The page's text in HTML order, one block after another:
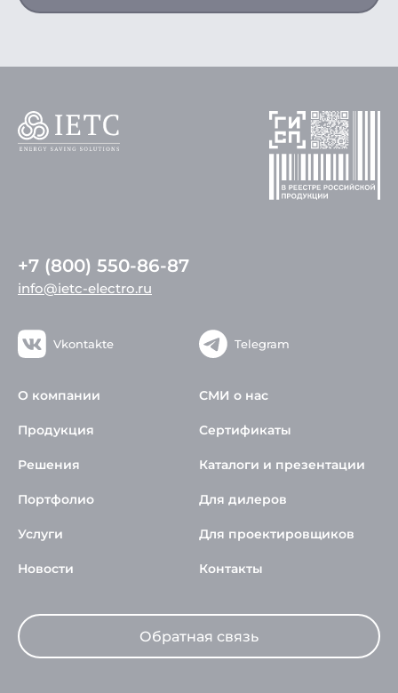
+7 (800) 550-86-87
info@ietc-electro.ru
Vkontakte Telegram
О компании
Продукция
Решения
Портфолио
Услуги
Новости
СМИ о нас
Сертификаты
Каталоги и презентации
Для дилеров
Для проектировщиков
Контакты
Обратная связь